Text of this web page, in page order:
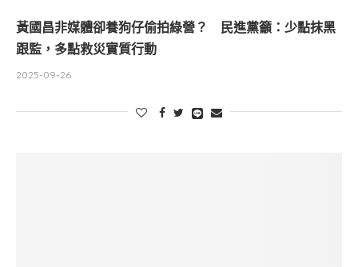
黃國昌非媒體卻養狗仔偷拍綠營？ 民進黨籲：少點抹黑
跟監，多點救災實質行動
2025-09-26